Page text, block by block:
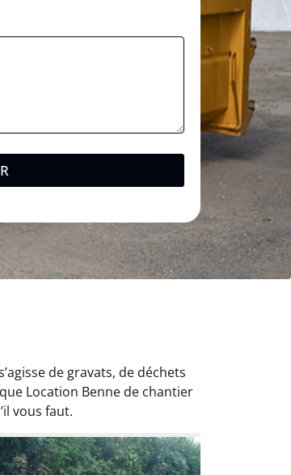
de gravats, de déchets
Location Benne de chantier
vous faut.